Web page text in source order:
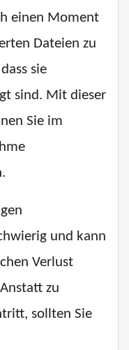
einen Moment
Dateien zu
sie
sind. Mit dieser
Sie im
und kann
Verlust
zu
sollten Sie